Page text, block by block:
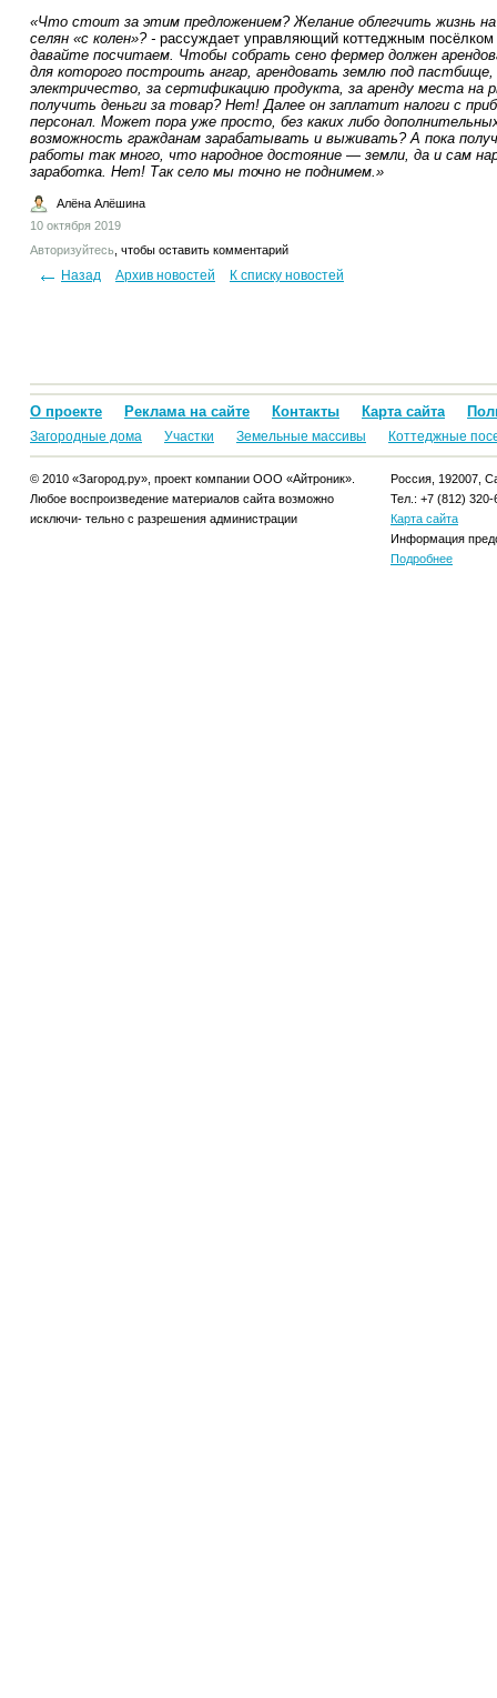
«Что стоит за этим предложением? Желание облегчить жизнь на
селян «с колен»? - рассуждает управляющий коттеджным посёлком
давайте посчитаем. Чтобы собрать сено фермер должен
для которого построить ангар, арендовать землю под пастбище,
электричество, за сертификацию продукта, за аренду места на
получить деньги за товар? Нет! Далее он заплатит налоги с
персонал. Может пора уже просто, без каких либо
возможность гражданам зарабатывать и выживать? А пока
работы так много, что народное достояние — земли, да и сам
заработка. Нет! Так село мы точно не поднимем.»
Алёна Алёшина
10 октября 2019
Авторизуйтесь , чтобы оставить комментарий
Назад Архив новостей К списку новостей
О проекте Реклама на сайте Контакты Карта сайта
Загородные дома Участки Земельные массивы Коттеджные
© 2010 «Загород.ру», проект компании ООО «Айтроник».
Любое воспроизведение материалов сайта возможно
исключи- тельно с разрешения администрации
Россия, 192007,
Тел.: +7 (812) 320-
Карта сайта
Информация
Подробнее